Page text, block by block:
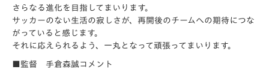
さらなる進化を目指してまいります。
サッカーのない生活の寂しさが、再開後のチームへの期待につな
がっていると感じます。
それに応えられるよう、一丸となって頑張ってまいります。
■監督 手倉森誠コメント